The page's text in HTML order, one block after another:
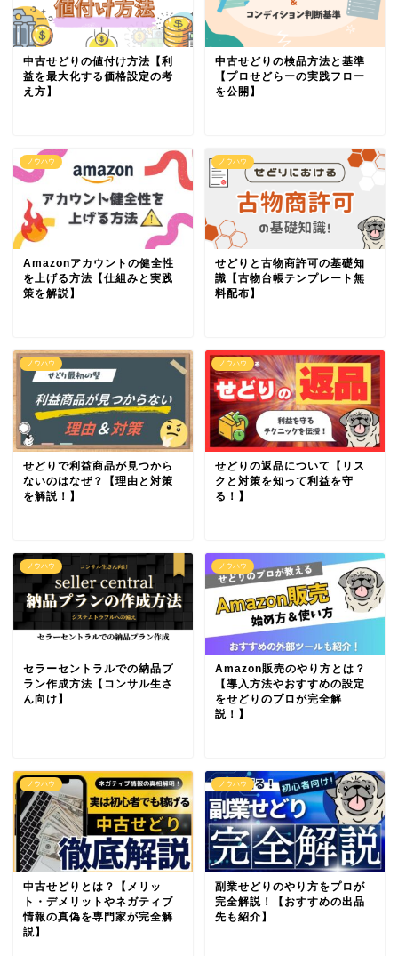
中古せどりの値付け方法【利
益を最大化する価格設定の考
え方】
中古せどりの検品方法と基準
【プロせどらーの実践フロー
を公開】
ノウハウ
Amazonアカウントの健全性
を上げる方法【仕組みと実践
策を解説】
ノウハウ
せどりと古物商許可の基礎知
識【古物台帳テンプレート無
料配布】
ノウハウ
せどりで利益商品が見つから
ないのはなぜ？【理由と対策
を解説！】
ノウハウ
せどりの返品について【リス
クと対策を知って利益を守
る！】
ノウハウ
セラーセントラルでの納品プ
ラン作成方法【コンサル生さ
ん向け】
ノウハウ
Amazon販売のやり方とは？
【導入方法やおすすめの設定
をせどりのプロが完全解
説！】
ノウハウ
中古せどりとは？【メリッ
ト・デメリットやネガティブ
情報の真偽を専門家が完全解
説】
ノウハウ
副業せどりのやり方をプロが
完全解説！【おすすめの出品
先も紹介】